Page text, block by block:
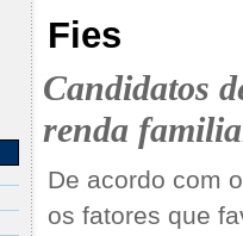
Fies
Candidatos
renda
De acordo com
os fatores que